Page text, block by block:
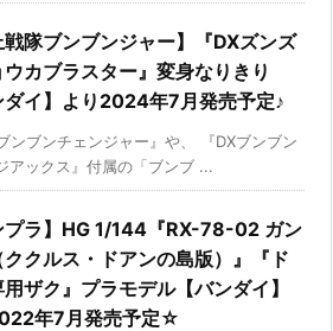
戦隊ブンブンジャー】『DXズンズ
ウカブラスター』変身なりきり
ダイ】より2024年7月発売予定♪
ブンブンチェンジャー』や、 『DXブンブン
アックス』付属の「ブンブ ...
プラ】HG 1/144『RX-78-02 ガン
ククルス・ドアンの島版）』『ド
ザク』プラモデル【バンダイ】
年7月発売予定☆